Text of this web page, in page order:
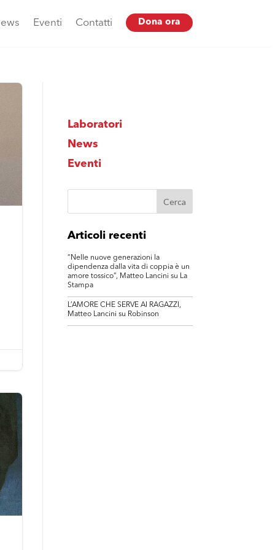
Eventi Contatti Dona ora
Laboratori
News
Eventi
Articoli recenti
“Nelle nuove generazioni la
dipendenza dalla vita di coppia è un
amore tossico”, Matteo Lancini su La
Stampa
L’AMORE CHE SERVE AI RAGAZZI,
Matteo Lancini su Robinson